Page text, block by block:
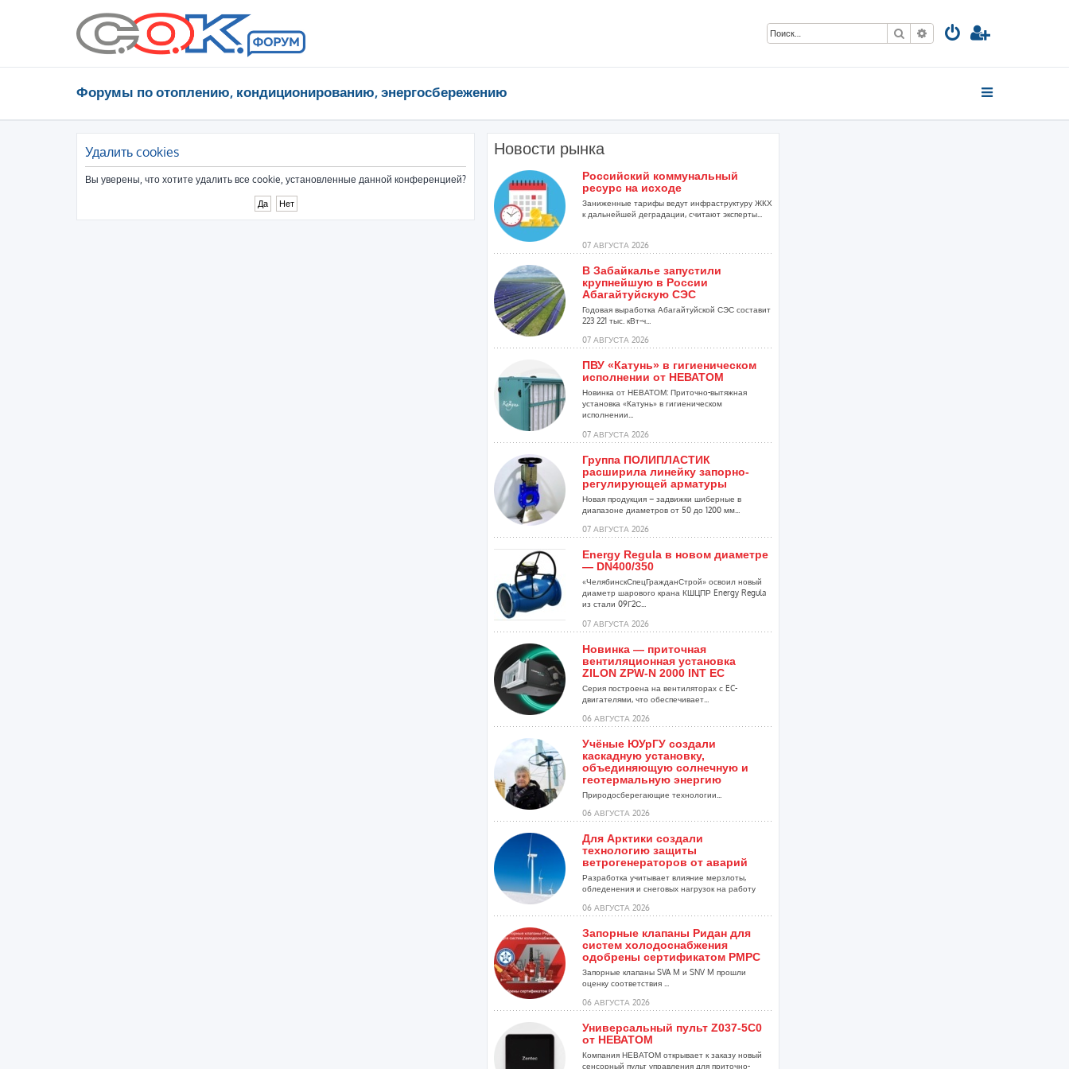
Поиск Расширенный поиск
Форумы по отоплению, кондиционированию, энергосбережению
Удалить cookies
Вы уверены, что хотите удалить все cookie, установленные данной конференцией?
Новости рынка
Российский коммунальный
ресурс на исходе
Заниженные тарифы ведут инфраструктуру ЖКХ
к дальнейшей деградации, считают эксперты...
07 АВГУСТА 2026
В Забайкалье запустили
крупнейшую в России
Абагайтуйскую СЭС
Годовая выработка Абагайтуйской СЭС составит
223 221 тыс. кВт-ч...
07 АВГУСТА 2026
ПВУ «Катунь» в гигиеническом
исполнении от НЕВАТОМ
Новинка от НЕВАТОМ: Приточно-вытяжная
установка «Катунь» в гигиеническом
исполнении...
07 АВГУСТА 2026
Группа ПОЛИПЛАСТИК
расширила линейку запорно-
регулирующей арматуры
Новая продукция – задвижки шиберные в
диапазоне диаметров от 50 до 1200 мм...
07 АВГУСТА 2026
Energy Regula в новом диаметре
— DN400/350
«ЧелябинскСпецГражданСтрой» освоил новый
диаметр шарового крана КШЦПР Energy Regula
из стали 09Г2С...
07 АВГУСТА 2026
Новинка — приточная
вентиляционная установка
ZILON ZPW-N 2000 INT EC
Серия построена на вентиляторах с EC-
двигателями, что обеспечивает...
06 АВГУСТА 2026
Учёные ЮУрГУ создали
каскадную установку,
объединяющую солнечную и
геотермальную энергию
Природосберегающие технологии...
06 АВГУСТА 2026
Для Арктики создали
технологию защиты
ветрогенераторов от аварий
Разработка учитывает влияние мерзлоты,
обледенения и снеговых нагрузок на работу
06 АВГУСТА 2026
Запорные клапаны Ридан для
систем холодоснабжения
одобрены сертификатом РМРС
Запорные клапаны SVA M и SNV M прошли
оценку соответствия ...
06 АВГУСТА 2026
Универсальный пульт Z037-5C0
от НЕВАТОМ
Компания НЕВАТОМ открывает к заказу новый
сенсорный пульт управления для приточно-